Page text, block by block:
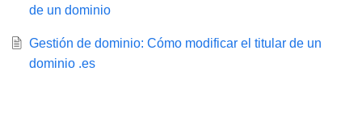
de un dominio
Gestión de dominio: Cómo modificar el titular de un
dominio .es